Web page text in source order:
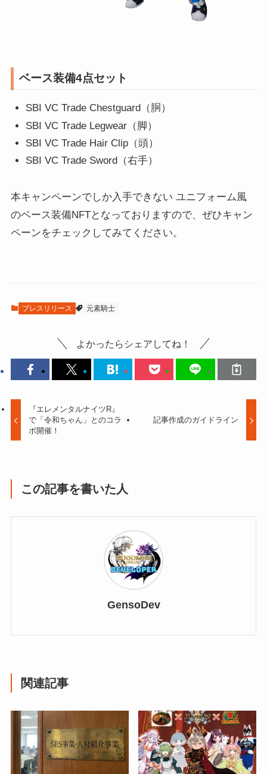
ベース装備4点セット
SBI VC Trade Chestguard（胴）
SBI VC Trade Legwear（脚）
SBI VC Trade Hair Clip（頭）
SBI VC Trade Sword（右手）
本キャンペーンでしか入手できない ユニフォーム風
のベース装備NFTとなっておりますので、ぜひキャン
ペーンをチェックしてみてください。
プレスリリース 元素騎士
よかったらシェアしてね！
『エレメンタルナイツR』
で「令和ちゃん」とのコラ
ボ開催！
記事作成のガイドライン
この記事を書いた人
GensoDev
関連記事